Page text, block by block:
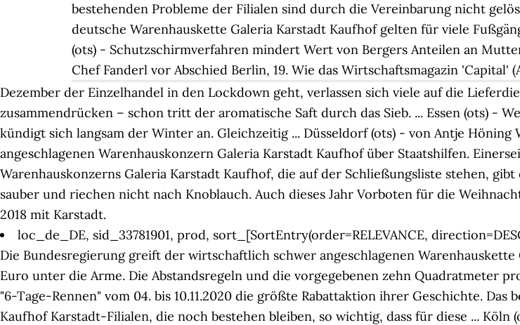
bestehenden Probleme der Filialen sind durch die Vereinbarung nicht
deutsche Warenhauskette Galeria Karstadt Kaufhof gelten für viele
(ots) - Schutzschirmverfahren mindert Wert von Bergers Anteilen an
Chef Fanderl vor Abschied Berlin, 19. Wie das Wirtschaftsmagazin 'Capital'
Dezember der Einzelhandel in den Lockdown geht, verlassen sich viele auf die
zusammendrücken – schon tritt der aromatische Saft durch das Sieb. ... Essen (ots) -
kündigt sich langsam der Winter an. Gleichzeitig ... Düsseldorf (ots) - von Antje
angeschlagenen Warenhauskonzern Galeria Karstadt Kaufhof über Staatshilfen.
Warenhauskonzerns Galeria Karstadt Kaufhof, die auf der Schließungsliste stehen,
sauber und riechen nicht nach Knoblauch. Auch dieses Jahr Vorboten für die
2018 mit Karstadt.
loc_de_DE, sid_33781901, prod, sort_[SortEntry(order=RELEVANCE,
Die Bundesregierung greift der wirtschaftlich schwer angeschlagenen
Euro unter die Arme. Die Abstandsregeln und die vorgegebenen zehn Quadratmeter
"6-Tage-Rennen" vom 04. bis 10.11.2020 die größte Rabattaktion ihrer Geschichte.
Kaufhof Karstadt-Filialen, die noch bestehen bleiben, so wichtig, dass für diese ...